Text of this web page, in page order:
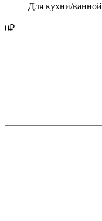
Для кухни/ванной
0₽